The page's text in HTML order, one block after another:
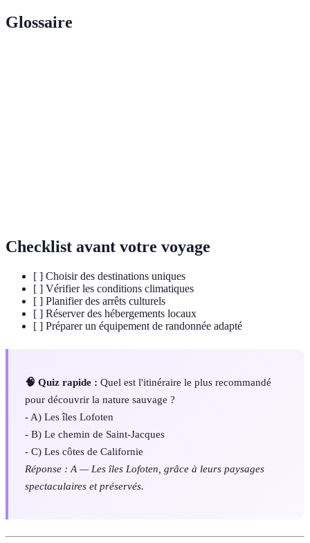
Glossaire
Checklist avant votre voyage
[ ] Choisir des destinations uniques
[ ] Vérifier les conditions climatiques
[ ] Planifier des arrêts culturels
[ ] Réserver des hébergements locaux
[ ] Préparer un équipement de randonnée adapté
🧠 Quiz rapide : Quel est l'itinéraire le plus recommandé
pour découvrir la nature sauvage ?
- A) Les îles Lofoten
- B) Le chemin de Saint-Jacques
- C) Les côtes de Californie
Réponse : A — Les îles Lofoten, grâce à leurs paysages
spectaculaires et préservés.